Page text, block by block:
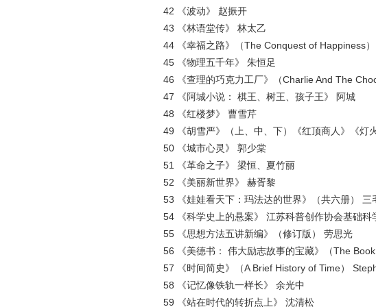
42 《波动》 赵振开
43 《林语堂传》 林太乙
44 《幸福之路》（The Conquest of Happiness）
45 《物理五千年》 朱恒足
46 《查理的巧克力工厂》（Charlie And The
47 《阿城小说： 棋王、树王、孩子王》 阿城
48 《红楼梦》 曹雪芹
49 《胡雪严》（上、中、下）《红顶商人》《灯
50 《城市心灵》 郭少棠
51 《革命之子》 梁恒、夏竹丽
52 《美丽新世界》 赫胥黎
53 《娃娃看天下：玛法达的世界》（共六册） 三
54 《科学史上的悬案》 江苏科普创作协会基础科
55 《思想方法五讲新编》（修订版） 劳思光
56 《美德书： 伟大励志故事的宝藏》（The Book
57 《时间简史》（A Brief History of Time）
58 《记忆像铁轨一样长》 余光中
59 《站在时代的转折点上》 沈清松